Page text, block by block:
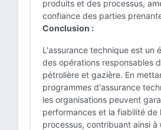
produits et des processus,
confiance des parties
Conclusion :
L'assurance technique est un
des opérations responsables
pétrolière et gazière. En
programmes d'assurance
les organisations peuvent
performances et la fiabilité de
processus, contribuant ainsi à